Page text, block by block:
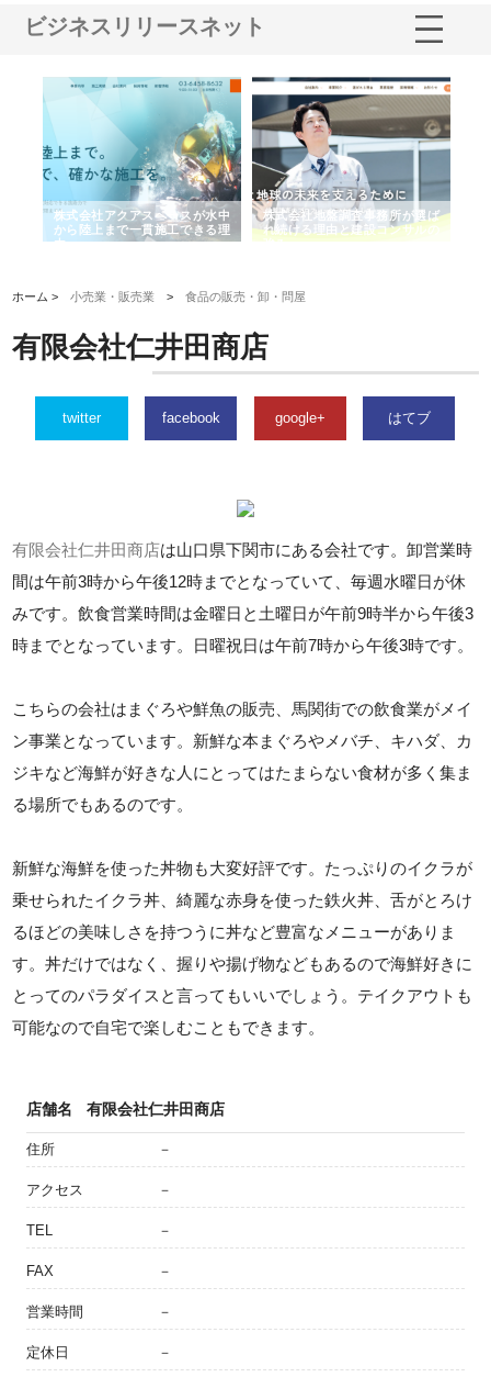
ビジネスリリースネット
株式会社アクアスペースが水中
から陸上まで一貫施工できる理
由
株式会社地盤調査事務所が選ば
れ続ける理由と建設コンサルの
強み
ホーム >小売業・販売業 >食品の販売・卸・問屋
有限会社仁井田商店
twitter facebook google+ はてブ
有限会社仁井田商店は山口県下関市にある会社です。卸営業時
間は午前3時から午後12時までとなっていて、毎週水曜日が休
みです。飲食営業時間は金曜日と土曜日が午前9時半から午後3
時までとなっています。日曜祝日は午前7時から午後3時です。
こちらの会社はまぐろや鮮魚の販売、馬関街での飲食業がメイ
ン事業となっています。新鮮な本まぐろやメバチ、キハダ、カ
ジキなど海鮮が好きな人にとってはたまらない食材が多く集ま
る場所でもあるのです。
新鮮な海鮮を使った丼物も大変好評です。たっぷりのイクラが
乗せられたイクラ丼、綺麗な赤身を使った鉄火丼、舌がとろけ
るほどの美味しさを持つうに丼など豊富なメニューがありま
す。丼だけではなく、握りや揚げ物などもあるので海鮮好きに
とってのパラダイスと言ってもいいでしょう。テイクアウトも
可能なので自宅で楽しむこともできます。
店舗名 有限会社仁井田商店
住所 －
アクセス －
TEL －
FAX －
営業時間 －
定休日 －